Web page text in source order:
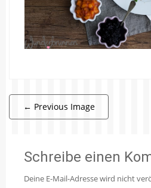
← Previous Image
Schreibe einen
Deine E-Mail-Adresse wird nicht